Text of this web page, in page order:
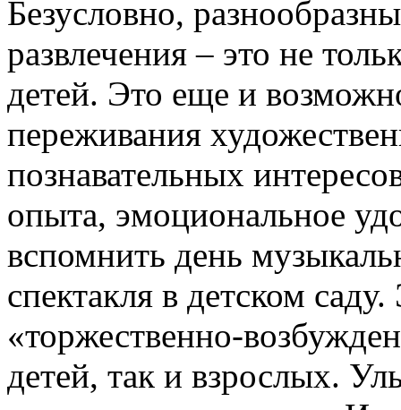
Безусловно,
развлечения – это не
детей. Это еще и
переживания
познавательных
опыта, эмоциональное
вспомнить день
спектакля в детском
«торжественно-
детей, так и взрослых.